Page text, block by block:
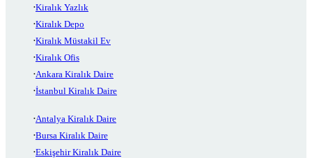
Kiralık Yazlık
Kiralık Depo
Kiralık Müstakil Ev
Kiralık Ofis
Ankara Kiralık Daire
İstanbul Kiralık Daire
Antalya Kiralık Daire
Bursa Kiralık Daire
Eskişehir Kiralık Daire